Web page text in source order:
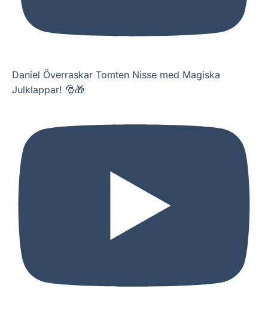
Daniel Överraskar Tomten Nisse med Magiska
Julklappar! 🎅🎁